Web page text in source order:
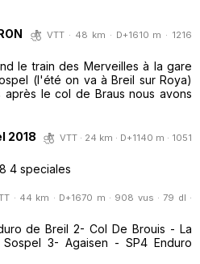
VTT · 48 km · D+1610 m · 1216
le train des Merveilles à la gare
(l'été on va à Breil sur Roya)
le col de Braus nous avons
2018
VTT · 24 km · D+1140 m · 1051
4 speciales
· 44 km · D+1670 m · 908 vus · 79 dl ·
de Breil 2- Col De Brouis - La
3- Agaisen - SP4 Enduro